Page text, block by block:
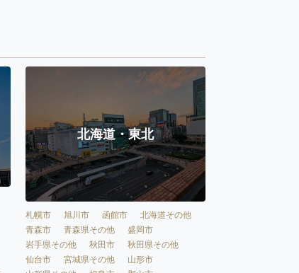
北海道・東北
札幌市 旭川市 函館市
北海道その他
青森市
青森県その他
盛岡市
岩手県その他
秋田市
秋田県その他
仙台市
宮城県その他
山形市